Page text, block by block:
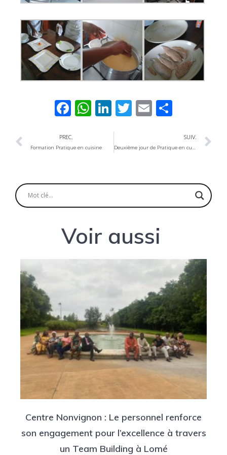
Facebook
WhatsApp
LinkedIn
Twitter
Email
PREC.
Formation Pratique en cuisine
SUIV.
Deuxième jour de Pratique en cuisine
Voir aussi
Centre Nonvignon : Le personnel renforce
son engagement pour l’excellence à travers
un Team Building à Lomé